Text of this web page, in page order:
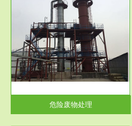
危险废物处理
服务范围
市政固废处理
蔚蓝生态环境科技所从事的市政
废物处理业务包括市政废物的处
理处...